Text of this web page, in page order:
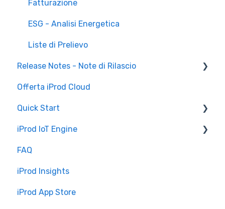
Fatturazione
ESG - Analisi Energetica
Liste di Prelievo
Release Notes - Note di Rilascio
iProd Cloud
iProd Tablet
Offerta iProd Cloud
Quick Start
Configurazioni Software
iProd IoT Engine
Introduzione
Installazione e Configurazione
FAQ
iProd Insights
iProd App Store